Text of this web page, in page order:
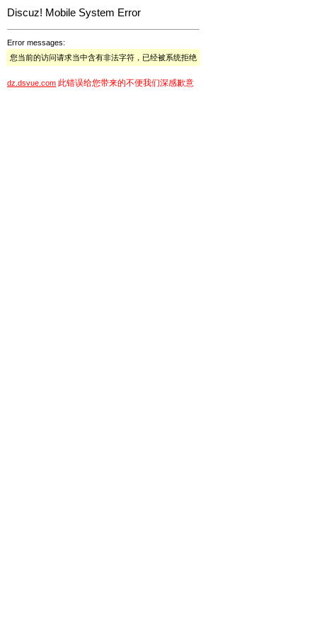
Discuz! Mobile System Error
Error messages:
您当前的访问请求当中含有非法字符，已经被系统拒绝
dz.dsvue.com 此错误给您带来的不便我们深感歉意